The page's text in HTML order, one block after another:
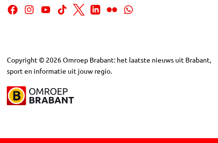
Copyright © 2026Omroep Brabant: het laatste nieuws uit Brabant,
sport en informatie uit jouw regio.